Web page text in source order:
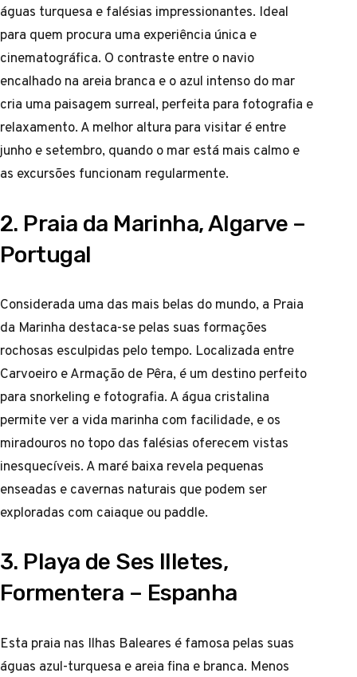
águas turquesa e falésias impressionantes. Ideal
para quem procura uma experiência única e
cinematográfica. O contraste entre o navio
encalhado na areia branca e o azul intenso do mar
cria uma paisagem surreal, perfeita para fotografia e
relaxamento. A melhor altura para visitar é entre
junho e setembro, quando o mar está mais calmo e
as excursões funcionam regularmente.
2. Praia da Marinha, Algarve –
Portugal
Considerada uma das mais belas do mundo, a Praia
da Marinha destaca-se pelas suas formações
rochosas esculpidas pelo tempo. Localizada entre
Carvoeiro e Armação de Pêra, é um destino perfeito
para snorkeling e fotografia. A água cristalina
permite ver a vida marinha com facilidade, e os
miradouros no topo das falésias oferecem vistas
inesquecíveis. A maré baixa revela pequenas
enseadas e cavernas naturais que podem ser
exploradas com caiaque ou paddle.
3. Playa de Ses Illetes,
Formentera – Espanha
Esta praia nas Ilhas Baleares é famosa pelas suas
águas azul-turquesa e areia fina e branca. Menos